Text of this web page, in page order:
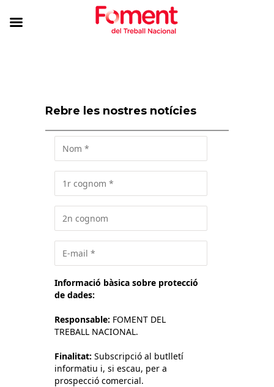
Rebre les nostres notícies
Informació bàsica sobre protecció
de dades:
Responsable: FOMENT DEL
TREBALL NACIONAL.
Finalitat: Subscripció al butlletí
informatiu i, si escau, per a
prospecció comercial.